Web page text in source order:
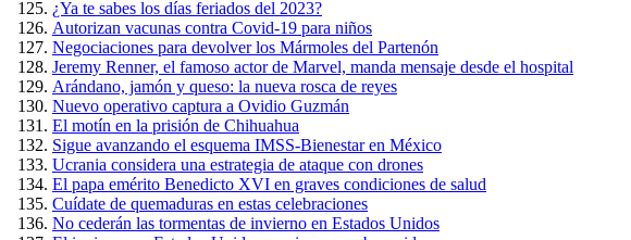
¿Ya te sabes los días feriados del 2023?
Autorizan vacunas contra Covid-19 para niños
Negociaciones para devolver los Mármoles del Partenón
Jeremy Renner, el famoso actor de Marvel, manda mensaje desde el hospital
Arándano, jamón y queso: la nueva rosca de reyes
Nuevo operativo captura a Ovidio Guzmán
El motín en la prisión de Chihuahua
Sigue avanzando el esquema IMSS-Bienestar en México
Ucrania considera una estrategia de ataque con drones
El papa emérito Benedicto XVI en graves condiciones de salud
Cuídate de quemaduras en estas celebraciones
No cederán las tormentas de invierno en Estados Unidos